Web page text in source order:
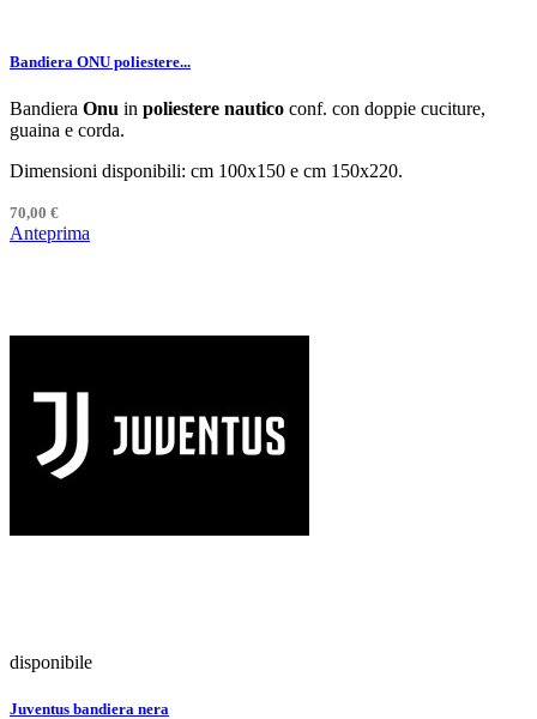
Bandiera ONU poliestere...
Bandiera Onu in poliestere nautico conf. con doppie cuciture,
guaina e corda.
Dimensioni disponibili: cm 100x150 e cm 150x220.
70,00 €
Anteprima
disponibile
Juventus bandiera nera